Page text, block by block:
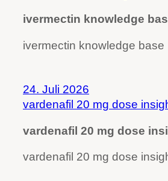
ivermectin knowledge
ivermectin knowledge base
24. Juli 2026
vardenafil 20 mg dose
vardenafil 20 mg dose
vardenafil 20 mg dose